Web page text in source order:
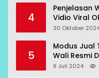
4
Penjelasan
Vidio Viral
Bahodopi
30 Oktober
5
Modus Jual
Wali Resmi
9 Juli 2024